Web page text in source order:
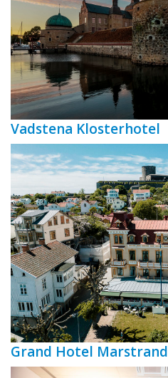
Vadstena Klosterhotel
Grand Hotel Marstrand